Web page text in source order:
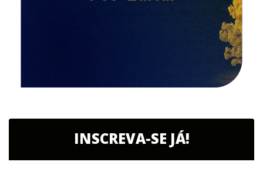
INSCREVA-SE JÁ!